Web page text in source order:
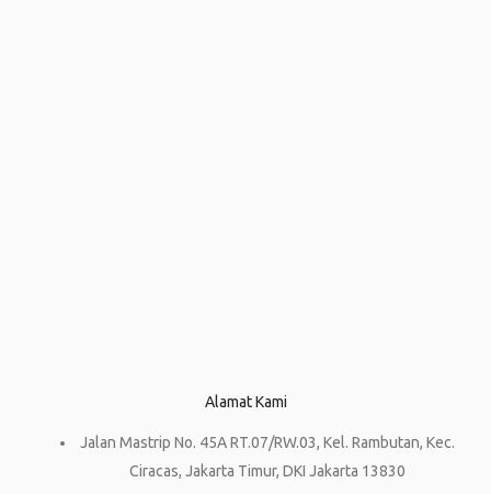
Alamat Kami
Jalan Mastrip No. 45A RT.07/RW.03, Kel. Rambutan, Kec.
Ciracas, Jakarta Timur, DKI Jakarta 13830